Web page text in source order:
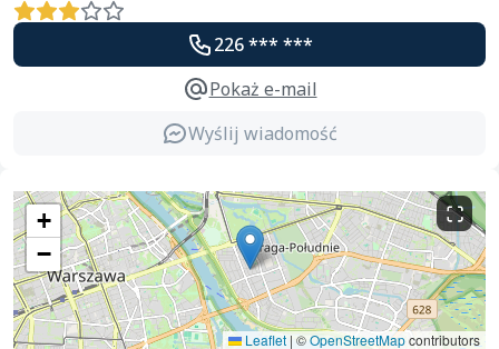
226 *** ***
Pokaż e-mail
Wyślij wiadomość
+
−
Leaflet |©OpenStreetMapcontributors